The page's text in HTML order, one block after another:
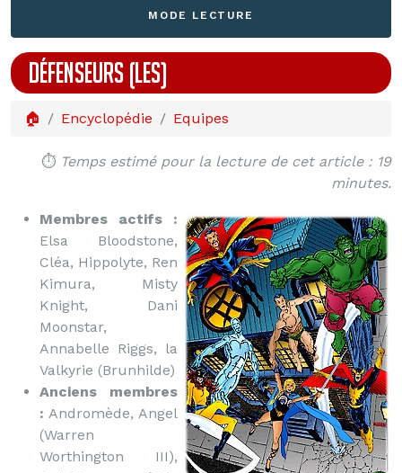
MODE LECTURE
DÉFENSEURS (LES)
🏠 Encyclopédie Equipes
⏱️ Temps estimé pour la lecture de cet article : 19
minutes.
Membres actifs :
Elsa Bloodstone,
Cléa, Hippolyte, Ren
Kimura, Misty
Knight, Dani
Moonstar,
Annabelle Riggs, la
Valkyrie (Brunhilde)
Anciens membres
: Andromède, Angel
(Warren
Worthington III),